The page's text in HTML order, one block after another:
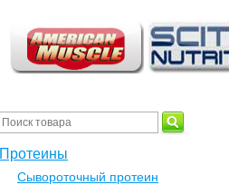
Протеины
Сывороточный протеин